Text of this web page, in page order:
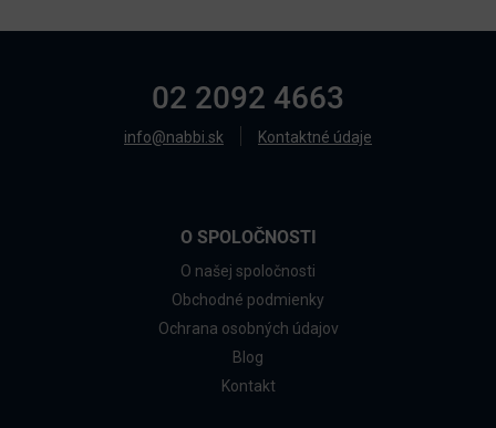
02 2092 4663
info@nabbi.sk Kontaktné údaje
O SPOLOČNOSTI
O našej spoločnosti
Obchodné podmienky
Ochrana osobných údajov
Blog
Kontakt